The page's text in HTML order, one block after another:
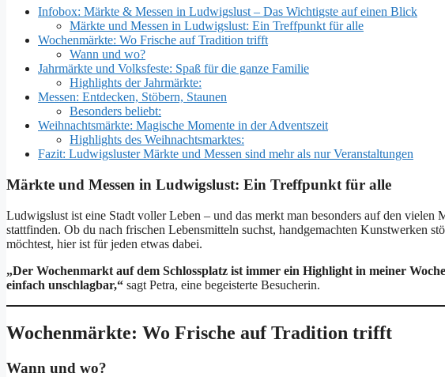
Infobox: Märkte & Messen in Ludwigslust – Das Wichtigste auf einen Blick
Märkte und Messen in Ludwigslust: Ein Treffpunkt für alle
Wochenmärkte: Wo Frische auf Tradition trifft
Wann und wo?
Jahrmärkte und Volksfeste: Spaß für die ganze Familie
Highlights der Jahrmärkte:
Messen: Entdecken, Stöbern, Staunen
Besonders beliebt:
Weihnachtsmärkte: Magische Momente in der Adventszeit
Highlights des Weihnachtsmarktes:
Fazit: Ludwigsluster Märkte und Messen sind mehr als nur Veranstaltungen
Märkte und Messen in Ludwigslust: Ein Treffpunkt für alle
Ludwigslust ist eine Stadt voller Leben – und das merkt man besonders auf den vielen
stattfinden. Ob du nach frischen Lebensmitteln suchst, handgemachten Kunstwerken
möchtest, hier ist für jeden etwas dabei.
„Der Wochenmarkt auf dem Schlossplatz ist immer ein Highlight in meiner
einfach unschlagbar,“ sagt Petra, eine begeisterte Besucherin.
Wochenmärkte: Wo Frische auf Tradition trifft
Wann und wo?